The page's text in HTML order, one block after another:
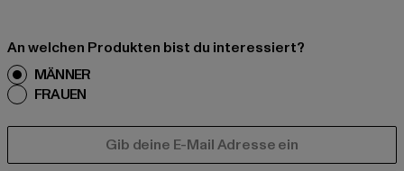
An welchen Produkten bist du interessiert?
MÄNNER
FRAUEN